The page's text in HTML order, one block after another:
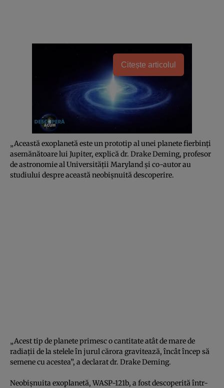
Citește articolul
„Aceastăexoplanetăeste un prototip al unei planete fierbinţi
asemănătoare lui Jupiter, explică dr. Drake Deming, profesor
de astronomie al Universităţii Maryland şi co-autor au
studiului despre această neobişnuită descoperire.
„Acest tip de planete primesc o cantitate atât de mare de
radiaţii de la stelele în jurul cărora gravitează, încât încep să
semene cu acestea”, a declarat dr. Drake Deming.
Neobişnuita exoplanetă, WASP-121b, a fost descoperită într-